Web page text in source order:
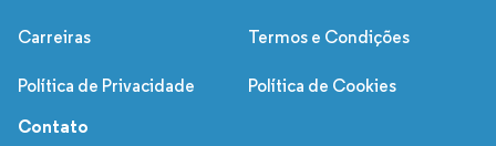
Carreiras Termos e Condições
Política de Privacidade Política de Cookies
Contato